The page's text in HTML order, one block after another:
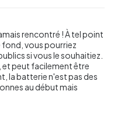
rencontré ! À tel point
fond, vous pourriez
si vous le souhaitiez.
peut facilement être
la batterie n'est pas des
au début mais